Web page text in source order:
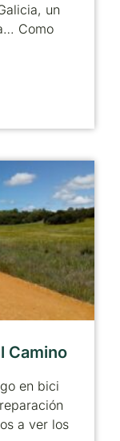
un
Como
Camino
en bici
a ver los